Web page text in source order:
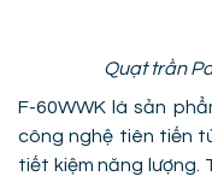
Quạt trần
F-60WWK là sản
công nghệ tiên tiến
tiết kiệm năng lượng.